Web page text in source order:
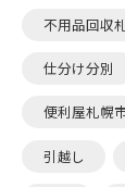
不用品回収
仕分け分別
便利屋札幌
引越し